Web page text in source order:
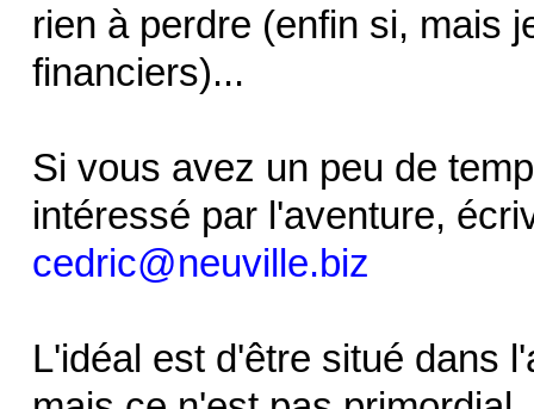
rien à perdre (enfin si, mais
financiers)...
Si vous avez un peu de
intéressé par l'aventure,
cedric@neuville.biz
L'idéal est d'être situé dans